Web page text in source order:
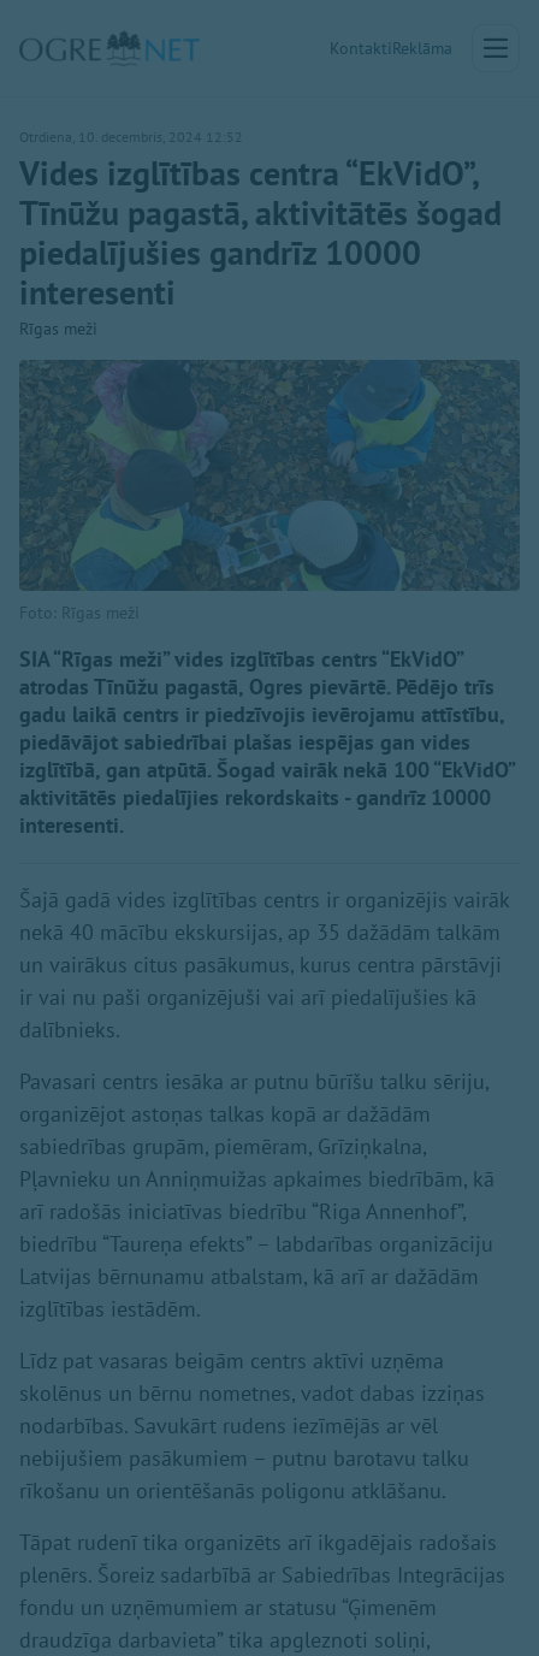
KontaktiReklāma
Otrdiena, 10. decembris, 2024 12:52
Vides izglītības centra “EkVidO”,
Tīnūžu pagastā, aktivitātēs šogad
piedalījušies gandrīz 10000
interesenti
Rīgas meži
Foto: Rīgas meži
SIA “Rīgas meži” vides izglītības centrs “EkVidO”
atrodas Tīnūžu pagastā, Ogres pievārtē. Pēdējo trīs
gadu laikā centrs ir piedzīvojis ievērojamu attīstību,
piedāvājot sabiedrībai plašas iespējas gan vides
izglītībā, gan atpūtā. Šogad vairāk nekā 100 “EkVidO”
aktivitātēs piedalījies rekordskaits - gandrīz 10000
interesenti.
Šajā gadā vides izglītības centrs ir organizējis vairāk
nekā 40 mācību ekskursijas, ap 35 dažādām talkām
un vairākus citus pasākumus, kurus centra pārstāvji
ir vai nu paši organizējuši vai arī piedalījušies kā
dalībnieks.
Pavasari centrs iesāka ar putnu būrīšu talku sēriju,
organizējot astoņas talkas kopā ar dažādām
sabiedrības grupām, piemēram, Grīziņkalna,
Pļavnieku un Anniņmuižas apkaimes biedrībām, kā
arī radošās iniciatīvas biedrību “Riga Annenhof”,
biedrību “Taureņa efekts” – labdarības organizāciju
Latvijas bērnunamu atbalstam, kā arī ar dažādām
izglītības iestādēm.
Līdz pat vasaras beigām centrs aktīvi uzņēma
skolēnus un bērnu nometnes, vadot dabas izziņas
nodarbības. Savukārt rudens iezīmējās ar vēl
nebijušiem pasākumiem – putnu barotavu talku
rīkošanu un orientēšanās poligonu atklāšanu.
Tāpat rudenī tika organizēts arī ikgadējais radošais
plenērs. Šoreiz sadarbībā ar Sabiedrības Integrācijas
fondu un uzņēmumiem ar statusu “Ģimenēm
draudzīga darbavieta” tika apgleznoti soliņi,